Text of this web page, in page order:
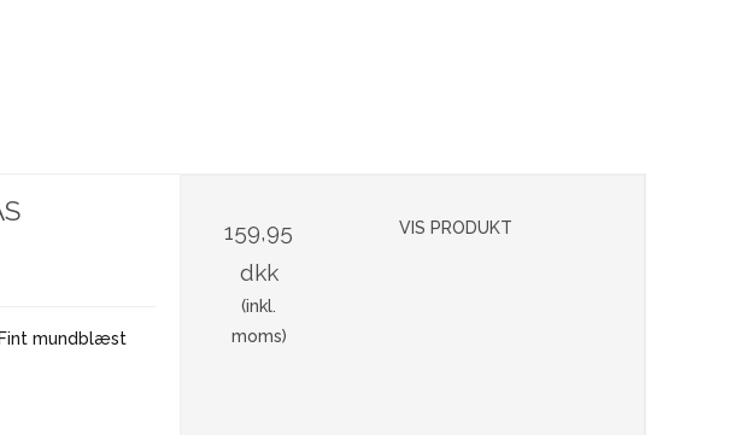
mundblæst
159,95
dkk
(inkl.
moms)
VIS PRODUKT